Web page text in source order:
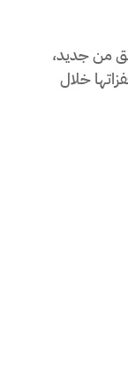
من جديد،
خلال